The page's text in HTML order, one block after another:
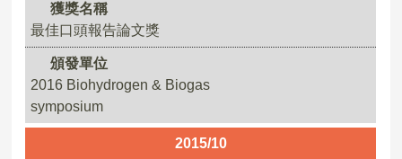
獲獎名稱
最佳口頭報告論文獎
頒發單位
2016 Biohydrogen & Biogas
symposium
2015/10